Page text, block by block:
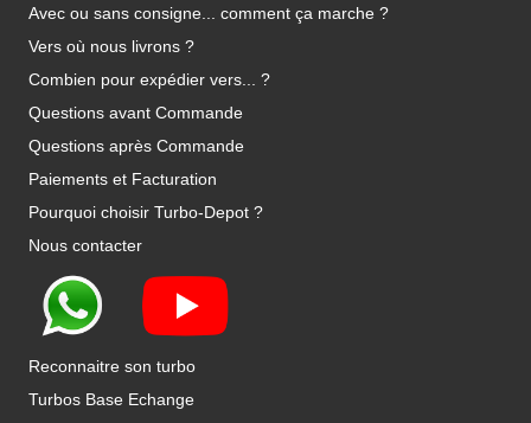
Avec ou sans consigne... comment ça marche ?
Vers où nous livrons ?
Combien pour expédier vers... ?
Questions avant Commande
Questions après Commande
Paiements et Facturation
Pourquoi choisir Turbo-Depot ?
Nous contacter
Reconnaitre son turbo
Turbos Base Echange